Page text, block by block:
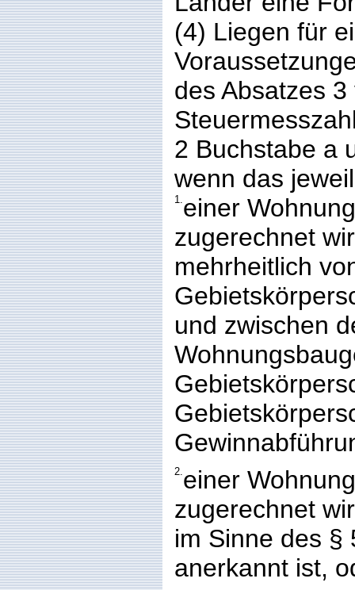
(4) Liegen für
des Absatzes
2 Buchstabe a
wenn das
1.einer
zugerechnet
mehrheitlich
und zwischen
2.einer
zugerechnet
im Sinne des §
anerkannt ist,